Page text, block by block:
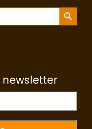
Search Button
newsletter